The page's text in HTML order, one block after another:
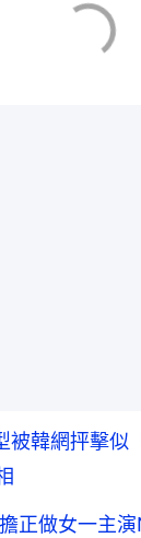
被韓網抨擊
正做女一主